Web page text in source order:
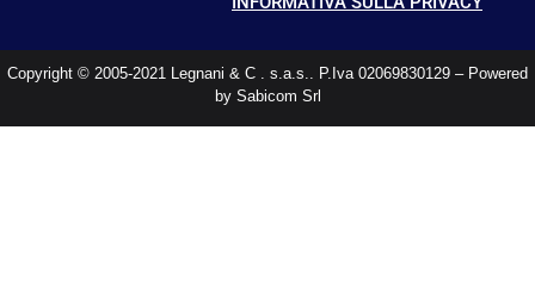
Copyright © 2005-2021 Legnani & C . s.a.s.. P.Iva 02069830129 – Powered
by Sabicom Srl